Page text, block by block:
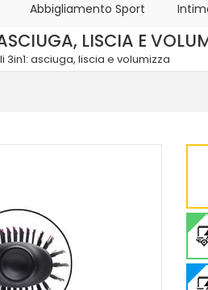
Abbigliamento Sport
LISCIA E
asciuga, liscia e volumizza